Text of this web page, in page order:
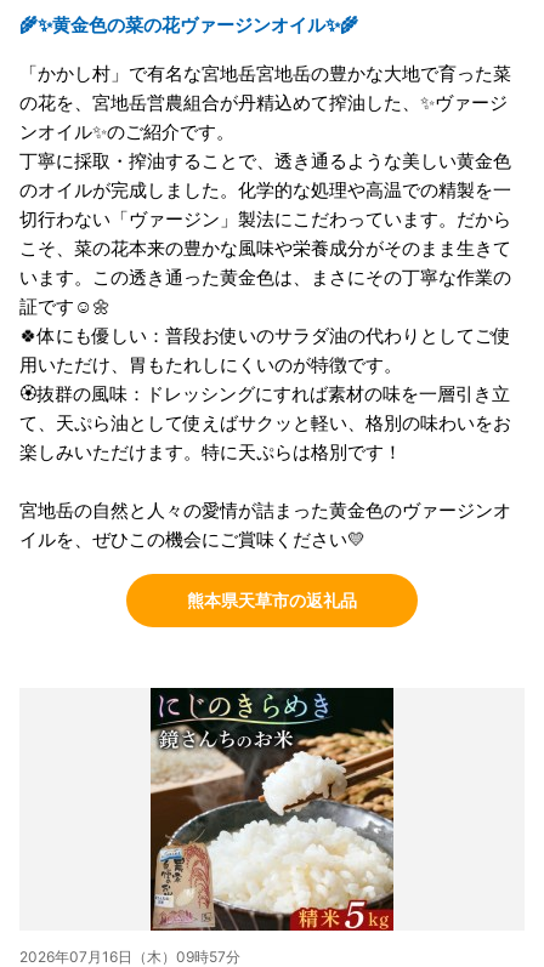
🌾✨黄金色の菜の花ヴァージンオイル✨🌾
「かかし村」で有名な宮地岳宮地岳の豊かな大地で育った菜
の花を、宮地岳営農組合が丹精込めて搾油した、✨ヴァージ
ンオイル✨のご紹介です。
丁寧に採取・搾油することで、透き通るような美しい黄金色
のオイルが完成しました。化学的な処理や高温での精製を一
切行わない「ヴァージン」製法にこだわっています。だから
こそ、菜の花本来の豊かな風味や栄養成分がそのまま生きて
います。この透き通った黄金色は、まさにその丁寧な作業の
証です☺️🌼
🍀体にも優しい：普段お使いのサラダ油の代わりとしてご使
用いただけ、胃もたれしにくいのが特徴です。
🏵️抜群の風味：ドレッシングにすれば素材の味を一層引き立
て、天ぷら油として使えばサクッと軽い、格別の味わいをお
楽しみいただけます。特に天ぷらは格別です！
宮地岳の自然と人々の愛情が詰まった黄金色のヴァージンオ
イルを、ぜひこの機会にご賞味ください💛
熊本県天草市の返礼品
2026年07月16日（木）09時57分